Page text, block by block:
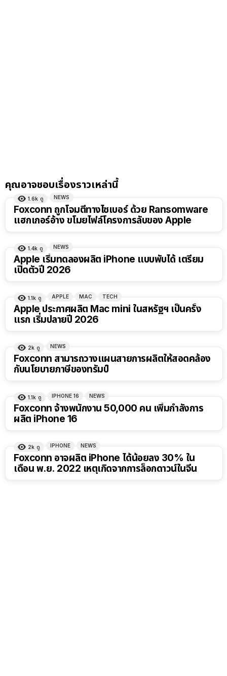
คุณอาจชอบเรื่องราวเหล่านี้
1.6k ดู NEWS
Foxconn ถูกโจมตีทางไซเบอร์ ด้วย Ransomware
แฮกเกอร์อ้าง ขโมยไฟล์โครงการลับของ Apple
1.4k ดู NEWS
Apple เริ่มทดลองผลิต iPhone แบบพับได้ เตรียม
เปิดตัวปี 2026
1.1k ดู APPLE MAC TECH
Apple ประกาศผลิต Mac mini ในสหรัฐฯ​ เป็นครั้ง
แรก เริ่มปลายปี 2026
2k ดู NEWS
Foxconn สามารถวางแผนสายการผลิตให้สอดคล้อง
กับนโยบายภาษีของทรัมป์
1.1k ดู IPHONE 16 NEWS
Foxconn จ้างพนักงาน 50,000 คน เพิ่มกำลังการ
ผลิต iPhone 16
2k ดู IPHONE NEWS
Foxconn อาจผลิต iPhone ได้น้อยลง 30% ใน
เดือน พ.ย. 2022 เหตุเกิดจากการล็อกดาวน์ในจีน